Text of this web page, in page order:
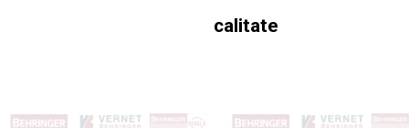
calitate